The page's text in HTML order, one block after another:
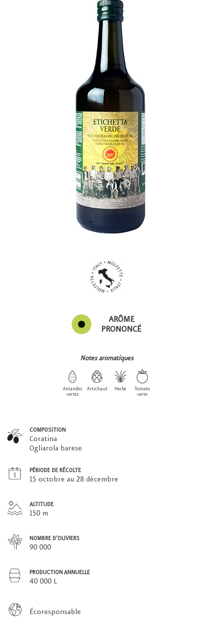
ARÔME
PRONONCÉ
Notes aromatiques
Amandes
vertes
Artichaut Herbe
Tomate
verte
COMPOSITION
Coratina
Ogliarola barese
PÉRIODE DE RÉCOLTE
15 octobre au 28 décembre
ALTITUDE
150 m
NOMBRE D'OLIVIERS
90 000
PRODUCTION ANNUELLE
40 000 L
Écoresponsable